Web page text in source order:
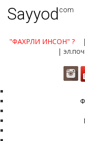
Sayyod.com
"ФАХРЛИ ИНСОН" ?
|